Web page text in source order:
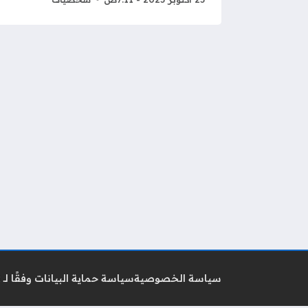
سياسة الخصوصيةسياسة حماية البيانات وفقًا لـ GDPR